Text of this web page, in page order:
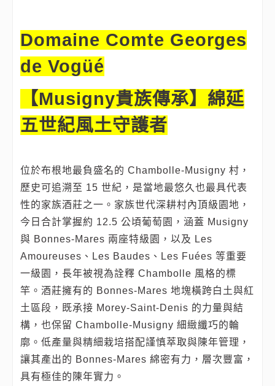
Domaine Comte Georges
de Vogüé
【Musigny貴族傳承】綿延
五世紀風土守護者
位於布根地最負盛名的 Chambolle‑Musigny 村，
歷史可追溯至 15 世紀，是當地最悠久也最具代表
性的家族酒莊之一。家族世代深耕村內頂級園地，
今日合計掌握約 12.5 公頃葡萄園，涵蓋 Musigny
與 Bonnes‑Mares 兩座特級園，以及 Les
Amoureuses、Les Baudes、Les Fuées 等重要
一級園，長年被視為詮釋 Chambolle 風格的標
竿。酒莊擁有的 Bonnes‑Mares 地塊橫跨白土與紅
土區段，既承接 Morey‑Saint‑Denis 的力量與結
構，也保留 Chambolle‑Musigny 細緻纖巧的輪
廓。低產量與精細栽培搭配謹慎萃取與陳年管理，
讓其產出的 Bonnes‑Mares 綿密有力，層次豐富，
具有極佳的陳年實力。